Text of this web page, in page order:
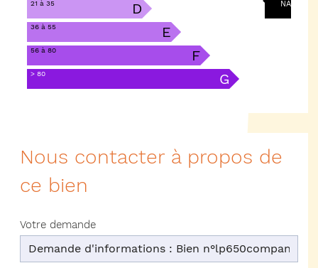
NA
21 à 35 D
36 à 55 E
56 à 80 F
> 80 G
Nous contacter à propos de
ce bien
Votre demande